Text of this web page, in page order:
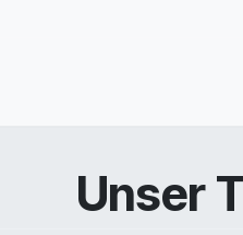
Unser